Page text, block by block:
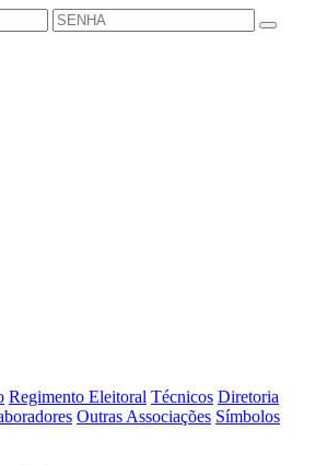
Regimento Eleitoral Técnicos Diretoria
Outras Associações Símbolos